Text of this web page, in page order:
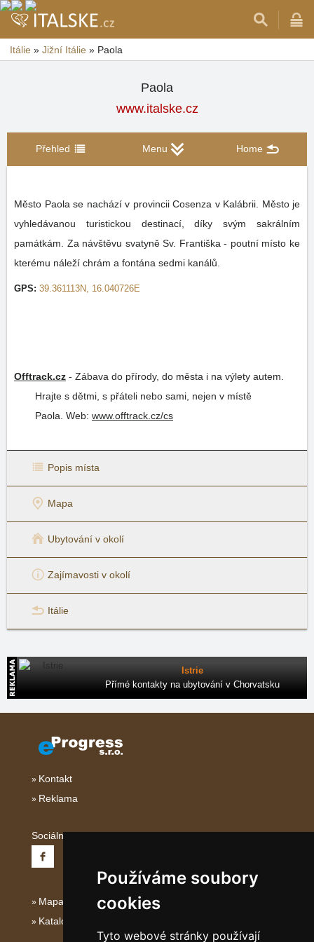
Používáme soubory
cookies
Tyto webové stránky používají
Itálie » Jižní Itálie » Paola
Paola
www.italske.cz
Přehled Menu Home
Město Paola se nachází v provincii Cosenza v Kalábrii. Město je
vyhledávanou turistickou destinací, díky svým sakrálním
památkám. Za návštěvu svatyně Sv. Františka - poutní místo ke
kterému náleží chrám a fontána sedmi kanálů.
GPS: 39.361113N, 16.040726E
Offtrack.cz - Zábava do přírody, do města i na výlety autem.
Hrajte s dětmi, s přáteli nebo sami, nejen v místě
Paola. Web: www.offtrack.cz/cs
Popis místa
Mapa
Ubytování v okolí
Zajímavosti v okolí
Itálie
Istrie
Přímé kontakty na ubytování v Chorvatsku
Kontakt
Reklama
Sociální sítě:
Mapa serveru Jižní Itálie
Katalog ubytování Jižní Itálie